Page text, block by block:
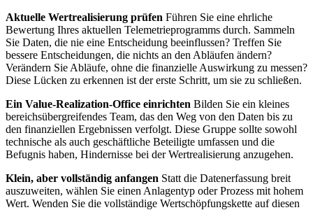
Aktuelle Wertrealisierung prüfen Führen Sie eine ehrliche
Bewertung Ihres aktuellen Telemetrieprogramms durch. Sammeln
Sie Daten, die nie eine Entscheidung beeinflussen? Treffen Sie
bessere Entscheidungen, die nichts an den Abläufen ändern?
Verändern Sie Abläufe, ohne die finanzielle Auswirkung zu messen?
Diese Lücken zu erkennen ist der erste Schritt, um sie zu schließen.
Ein Value-Realization-Office einrichten Bilden Sie ein kleines
bereichsübergreifendes Team, das den Weg von den Daten bis zu
den finanziellen Ergebnissen verfolgt. Diese Gruppe sollte sowohl
technische als auch geschäftliche Beteiligte umfassen und die
Befugnis haben, Hindernisse bei der Wertrealisierung anzugehen.
Klein, aber vollständig anfangen Statt die Datenerfassung breit
auszuweiten, wählen Sie einen Anlagentyp oder Prozess mit hohem
Wert. Wenden Sie die vollständige Wertschöpfungskette auf diesen